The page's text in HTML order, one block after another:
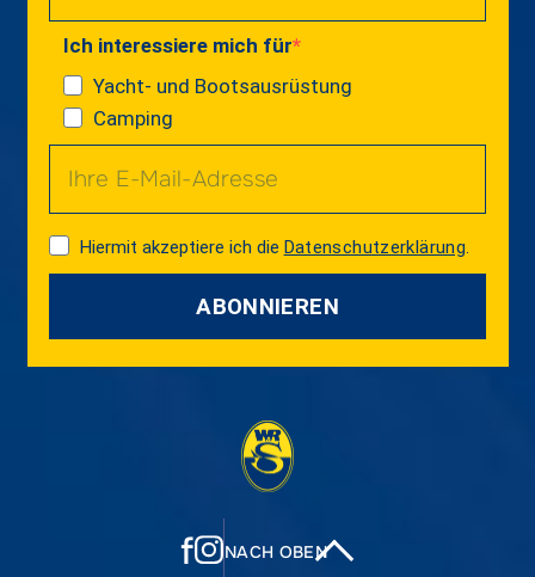
Ich interessiere mich für
Yacht- und Bootsausrüstung
Camping
Hiermit akzeptiere ich die Datenschutzerklärung.
ABONNIEREN
f NACH OBEN